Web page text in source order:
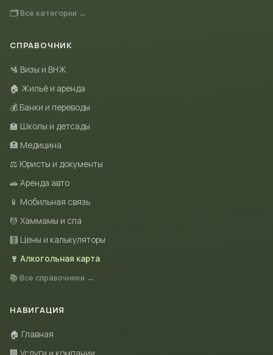
🗂 Все категории →
СПРАВОЧНИК
🛂 Визы и ВНЖ
🏠 Жильё и аренда
💰 Банки и переводы
🏫 Школы и детсады
🏥 Медицина
⚖️ Юристы и документы
🚗 Аренда авто
📱 Мобильная связь
💆 Хаммамы и спа
🧮 Цены и калькуляторы
🍷 Алкогольная карта
📚 Все справочники →
НАВИГАЦИЯ
🏠 Главная